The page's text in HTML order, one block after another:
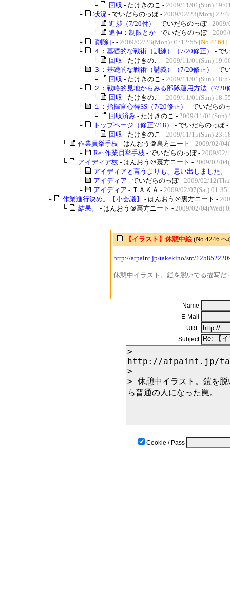
└
回収 - たけきのこ - 2009/11/01(Sun)
└
状況 - でいだらのっぽ - 2009/02/23(Mon)
└
進捗（7/20付） - でいだらのっぽ -
└
追伸：制限とか - でいだらのっぽ -
└
[削除] - - 2009/02/23(Mon) 01:12:55 [No.4164]
└
４：基礎的な戦術（訓練）（7/20修正）
- で
└
回収 - たけきのこ - 2009/11/01(Sun)
└
３：基礎的な戦術（講義）（7/20修正）
- で
└
回収 - たけきのこ - 2009/11/01(Sun)
└
２：戦略的見地からみる部隊運用方法（7/20
└
回収 - たけきのこ - 2009/11/01(Sun)
└
１：指揮官心得SS（7/20修正）
- でいだらの
└
回収済み - たけきのこ - 2009/11/01(Sun)
└
トップページ（修正7/18）
- でいだらのっぽ -
└
回収 - たけきのこ - 2009/11/15(Sun)
└
作業員挙手枝 - はんおう＠裏方ニート - 2009/02/
└
Re: 作業員挙手枝 - でいだらのっぽ - 2009/02/
└
アイディア枝 - はんおう＠裏方ニート - 2009/02/
└
アイディアと言うよりも、思い出しました。
└
アイディア - でいだらのっぽ - 2009/02/
└
アイディア - ＴＡＫＡ - 2009/02/07(Sat)
└
作業進行決め。【小会議】 - はんおう＠裏方ニート -
└
結果。 - はんおう＠裏方ニート - 2009/02/04(Wed)
【イラスト】休憩中絵 (No.4246
http://atpaint.jp/takekino/src/
休憩中イラスト。鎧を脱いでる描写
Name
E-Mail
URL
Subject
Cookie / Pass